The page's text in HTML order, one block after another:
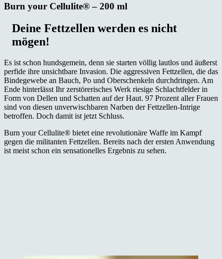
Burn your Cellulite® – 200 ml
Deine Fettzellen werden es nicht
mögen!
Es ist schon hundsgemein, denn sie starten völlig lautlos und äußerst
perfide ihre unsichtbare Invasion. Die aggressiven Fettzellen, die das
Bindegewebe an Bauch, Po und Oberschenkeln durchdringen. Am
Ende hinterlässt Ihr zerstörerisches Werk riesige Schlachtfelder in
Form von Dellen und Schatten auf der Haut. 97 Prozent aller Frauen
sind von diesen unverwischbaren Narben der Fettzellen-Intrige
betroffen. Doch damit ist jetzt Schluss.
Burn your Cellulite® bietet eine revolutionäre Waffe im Kampf
gegen die militanten Fettzellen. Bereits nach der ersten Anwendung
ist meist schon ein sensationelles Ergebnis zu sehen.